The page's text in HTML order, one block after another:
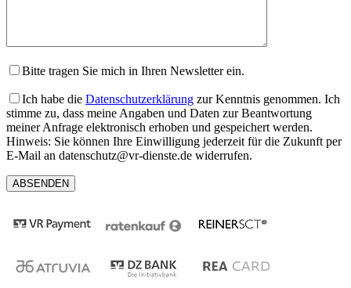
Bitte tragen Sie mich in Ihren Newsletter ein.
Ich habe die Datenschutzerklärung zur Kenntnis genommen. Ich
stimme zu, dass meine Angaben und Daten zur Beantwortung
meiner Anfrage elektronisch erhoben und gespeichert werden.
Hinweis: Sie können Ihre Einwilligung jederzeit für die Zukunft per
E-Mail an datenschutz@vr-dienste.de widerrufen.